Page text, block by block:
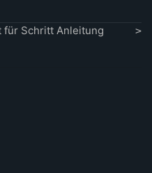
für Schritt Anleitung